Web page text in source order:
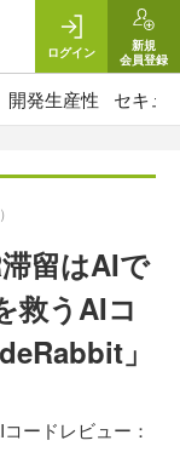
ログイン
新規
会員登録
開発生産性 セキュ
留はAIで
救うAIコ
」
ードレビュー：